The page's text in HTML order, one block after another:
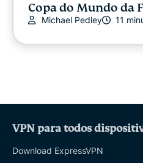
Copa do Mundo da
Michael Pedley 11
VPN para todos
Download ExpressVPN